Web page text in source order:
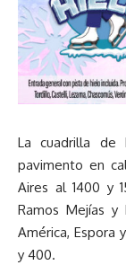
La cuadrilla de
pavimento en
Aires al 1400 y
Ramos Mejías y
América, Espora
y 400.